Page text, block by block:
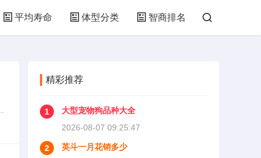
平均寿命 体型分类 智商排名
精彩推荐
1
大型宠物狗品种大全
2026-08-07 09:25:47
2
英斗一月花销多少